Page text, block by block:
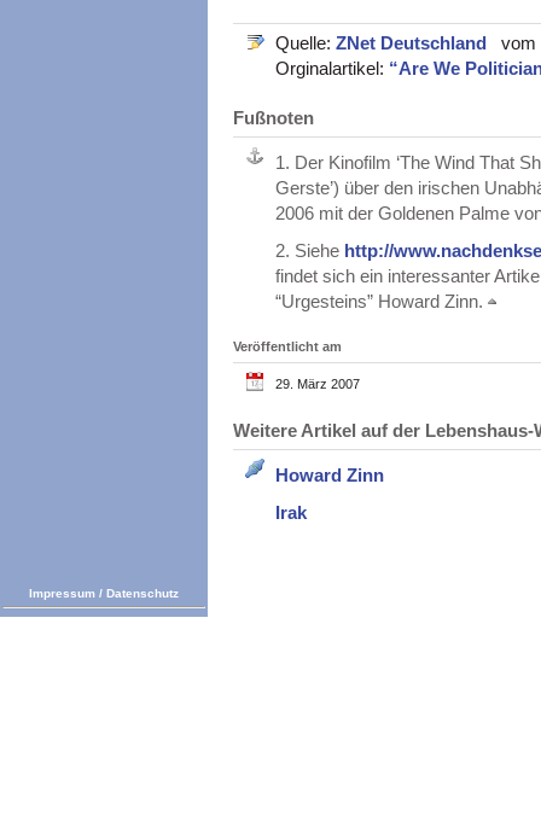
Quelle: ZNet Deutschland
vom
Orginalartikel: “Are We
Fußnoten
1. Der Kinofilm ‘The Wind That
Gerste’) über den irischen
2006 mit der Goldenen Palme
2. Siehe http://
findet sich ein interessanter
“Urgesteins” Howard Zinn.
Veröffentlicht am
29. März 2007
Weitere Artikel auf der
Howard Zinn
Irak
Impressum / Datenschutz